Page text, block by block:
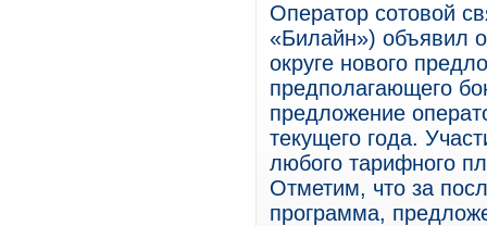
Оператор сотовой
«Билайн») объявил
округе нового
предполагающего
предложение
текущего года.
любого тарифного
Отметим, что за
программа,